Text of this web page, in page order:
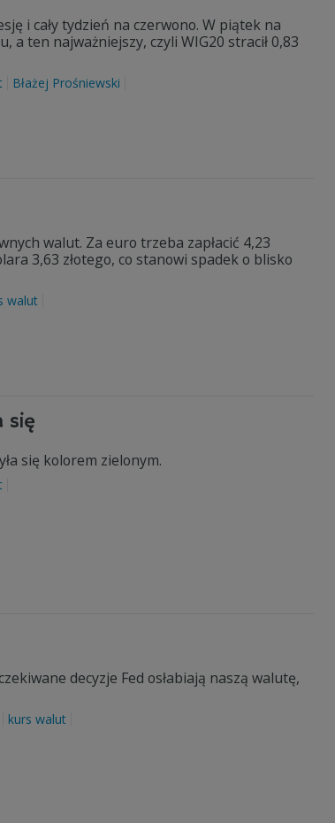
i cały tydzień na czerwono. W piątek na
a ten najważniejszy, czyli WIG20 stracił 0,83
Błażej Prośniewski
walut. Za euro trzeba zapłacić 4,23
3,63 złotego, co stanowi spadek o blisko
walut
się
się kolorem zielonym.
decyzje Fed osłabiają naszą walutę,
kurs walut